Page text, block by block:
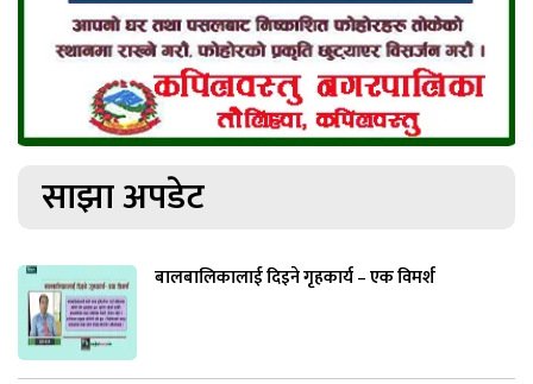
साझा अपडेट
बालबालिकालाई दिइने गृहकार्य – एक विमर्श